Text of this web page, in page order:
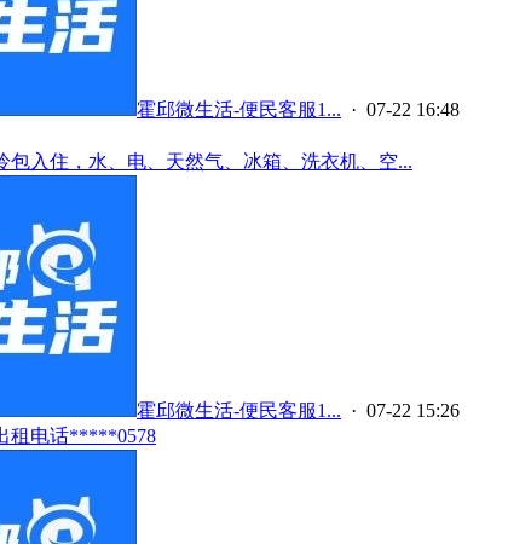
霍邱微生活-便民客服1... · 07-22 16:48
包入住，水、电、天然气、冰箱、洗衣机、空...
霍邱微生活-便民客服1... · 07-22 15:26
租电话*****0578